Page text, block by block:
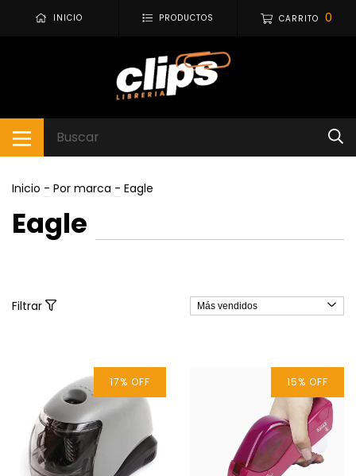
INICIO PRODUCTOS CARRITO 0
Inicio - Por marca - Eagle
Eagle
Filtrar
17% OFF 15% OFF